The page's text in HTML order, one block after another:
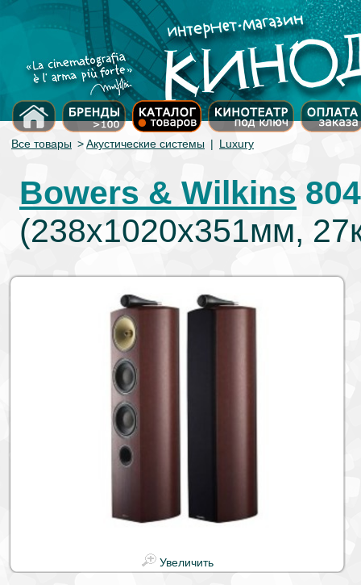
Все товары >Акустические системы | Luxury
Bowers & Wilkins
(238х1020х351мм,
Увеличить